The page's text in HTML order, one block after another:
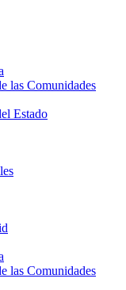
las Comunidades
Estado
las Comunidades